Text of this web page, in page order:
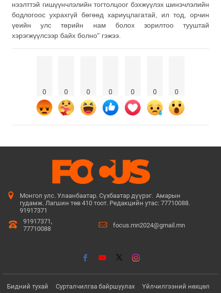
нээлттэй гишүүнчлэлийн тогтолцоог бэхжүүлэх шинэчлэлийн
бодлогоос ухрахгүй бөгөөд хариуцлагатай, ил тод, орчин
үеийн улс төрийн нам болох зорилтоо тууштай
хэрэгжүүлсээр байх болно" гэжээ.
0 0 0 0 0 0 0
Монгол улс. Улаанбаатар. Сүхбаатар дүүрэг. Амарын
гудамж. Лагшин төв 410 тоот. Редакцийн утас: 77710088.
91917371
91917371,
77710088
focus.mn2024@gmail.mn
Бидний тухай Сурталчилгаа байршуулах Үйлчилгээний нөхцөл